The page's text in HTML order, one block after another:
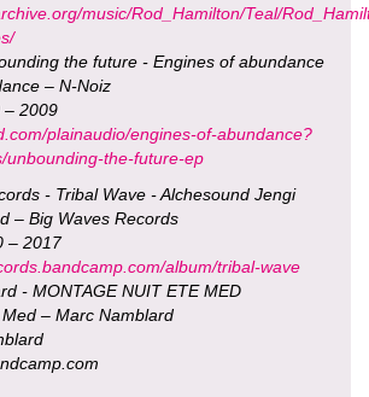
music/Rod_Hamilton/Teal/
the future - Engines of abundance
– N-Noiz
– 2009
plainaudio/engines-of-abundance?
unbounding-the-future-ep
- Tribal Wave - Alchesound Jengi
– Big Waves Records
– 2017
album/tribal-wave
- MONTAGE NUIT ETE MED
– Marc Namblard